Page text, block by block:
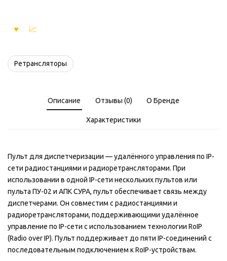
Ретрансляторы
Описание Отзывы (0) О Бренде
Характеристики
Пульт для диспетчеризации — удалённого управления по IP-
сети радиостанциями и радиоретрансляторами. При
использовании в одной IP-сети нескольких пультов или
пульта ПУ-02 и АПК СУРА, пульт обеспечивает связь между
диспетчерами. Он совместим с радиостанциями и
радиоретрансляторами, поддерживающими удалённое
управление по IP-сети с использованием технологии RoIP
(Radio over IP). Пульт поддерживает до пяти IP-соединений с
последовательным подключением к RoIP-устройствам.